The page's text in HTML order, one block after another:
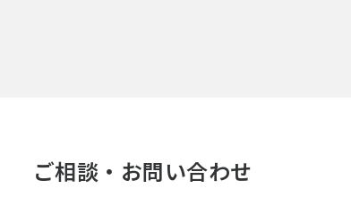
ご相談・お問い合わせ